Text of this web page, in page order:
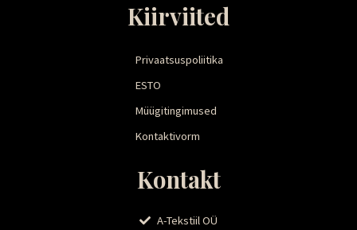
Kiirviited
Privaatsuspoliitika
ESTO
Müügitingimused
Kontaktivorm
Kontakt
A-Tekstiil OÜ